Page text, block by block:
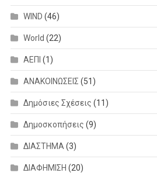
WIND (46)
World (22)
ΑΕΠΙ (1)
ΑΝΑΚΟΙΝΩΣΕΙΣ (51)
Δημόσιες Σχέσεις (11)
Δημοσκοπήσεις (9)
ΔΙΑΣΤΗΜΑ (3)
ΔΙΑΦΗΜΙΣΗ (20)